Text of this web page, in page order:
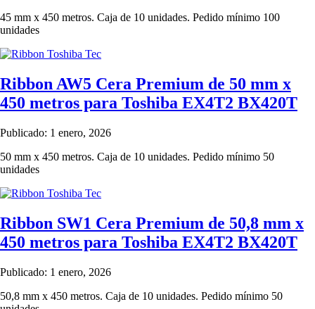
45 mm x 450 metros. Caja de 10 unidades. Pedido mínimo 100
unidades
Ribbon AW5 Cera Premium de 50 mm x
450 metros para Toshiba EX4T2 BX420T
Publicado: 1 enero, 2026
50 mm x 450 metros. Caja de 10 unidades. Pedido mínimo 50
unidades
Ribbon SW1 Cera Premium de 50,8 mm x
450 metros para Toshiba EX4T2 BX420T
Publicado: 1 enero, 2026
50,8 mm x 450 metros. Caja de 10 unidades. Pedido mínimo 50